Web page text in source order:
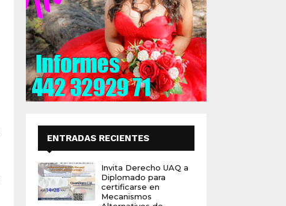
ENTRADAS RECIENTES
Invita Derecho UAQ a
Diplomado para
certificarse en
Mecanismos